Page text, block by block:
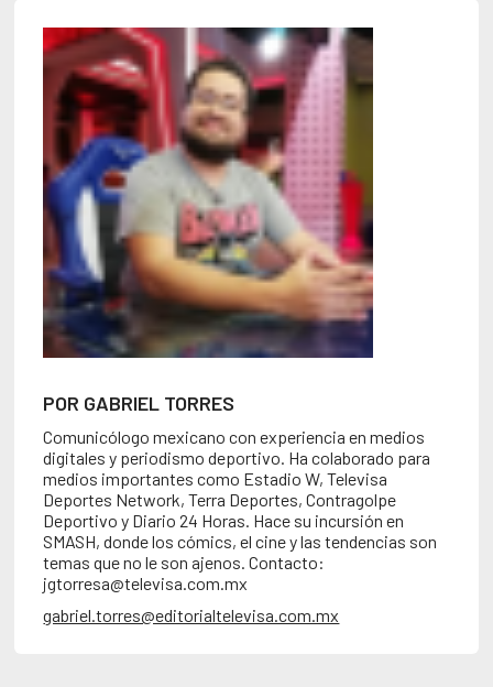
POR GABRIEL TORRES
Comunicólogo mexicano con experiencia en medios
digitales y periodismo deportivo. Ha colaborado para
medios importantes como Estadio W, Televisa
Deportes Network, Terra Deportes, Contragolpe
Deportivo y Diario 24 Horas. Hace su incursión en
SMASH, donde los cómics, el cine y las tendencias son
temas que no le son ajenos. Contacto:
jgtorresa@televisa.com.mx
gabriel.torres@editorialtelevisa.com.mx